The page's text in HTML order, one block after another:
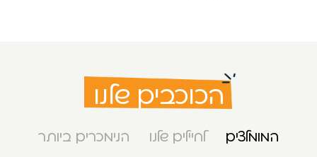
הכוכבים שלנו
המומלצים לחיילים שלנו הנימכרים ביותר